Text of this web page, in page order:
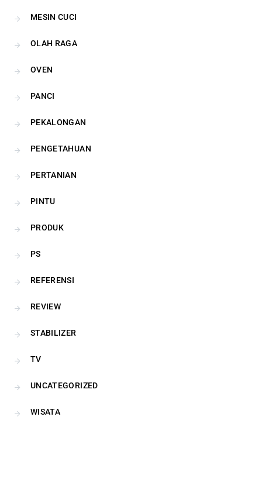
MESIN CUCI
OLAH RAGA
OVEN
PANCI
PEKALONGAN
PENGETAHUAN
PERTANIAN
PINTU
PRODUK
PS
REFERENSI
REVIEW
STABILIZER
TV
UNCATEGORIZED
WISATA